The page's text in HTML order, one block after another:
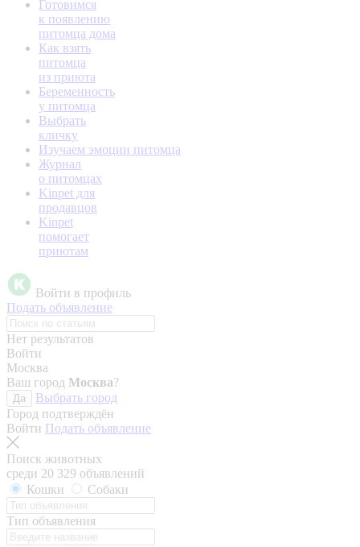
Готовимся
к появлению
питомца дома
Как взять
питомца
из приюта
Беременность
у питомца
Выбрать
кличку
Изучаем эмоции питомца
Журнал
о питомцах
Kinpet для
продавцов
Kinpet
помогает
приютам
Войти в профиль
Подать объявление
Нет результатов
Войти
Москва
Ваш город Москва?
Да
Выбрать город
Город подтверждён
Войти Подать объявление
Поиск животных
среди 20 329 объявлений
Кошки
Собаки
Тип объявления